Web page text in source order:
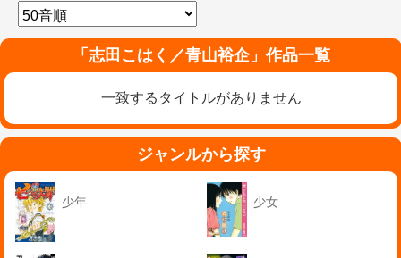
「 志田こはく／青山裕企」作品一覧
一致するタイトルがありません
ジャンルから探す
少年 少女